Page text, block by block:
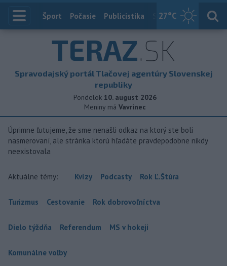
27°C
Index
Šport Počasie Publicistika Slovensko
TERAZ.SK
Spravodajský portál Tlačovej agentúry Slovenskej
republiky
Pondelok 10. august 2026
Meniny má Vavrinec
Úprimne ľutujeme, že sme nenašli odkaz na ktorý ste boli
nasmerovaní, ale stránka ktorú hľadáte pravdepodobne nikdy
neexistovala
Aktuálne témy: Kvízy Podcasty Rok Ľ.Štúra
Turizmus Cestovanie Rok dobrovoľníctva
Dielo týždňa Referendum MS v hokeji
Komunálne voľby